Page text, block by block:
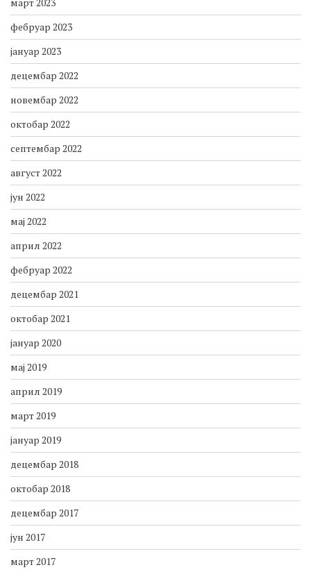
март 2023
фебруар 2023
јануар 2023
децембар 2022
новембар 2022
октобар 2022
септембар 2022
август 2022
јун 2022
мај 2022
април 2022
фебруар 2022
децембар 2021
октобар 2021
јануар 2020
мај 2019
април 2019
март 2019
јануар 2019
децембар 2018
октобар 2018
децембар 2017
јун 2017
март 2017